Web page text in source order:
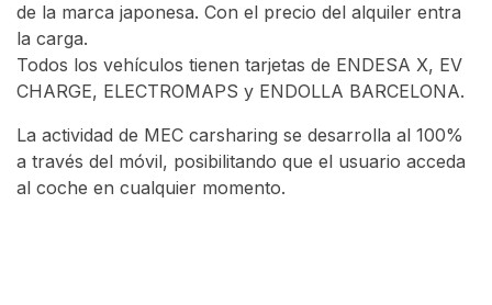
de la marca japonesa. Con el precio del alquiler entra
la carga.
Todos los vehículos tienen tarjetas de ENDESA X, EV
CHARGE, ELECTROMAPS y ENDOLLA BARCELONA.
La actividad de MEC carsharing se desarrolla al 100%
a través del móvil, posibilitando que el usuario acceda
al coche en cualquier momento.